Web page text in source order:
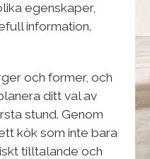
egenskaper,
information.
och former, och
ditt val av
stund. Genom
kök som inte bara
tilltalande och